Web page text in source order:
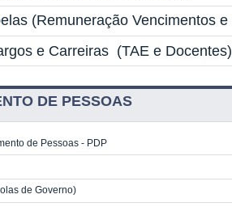
(Remuneração Vencimentos
e Carreiras (TAE e Docentes)
DE PESSOAS
de Pessoas - PDP
de Governo)